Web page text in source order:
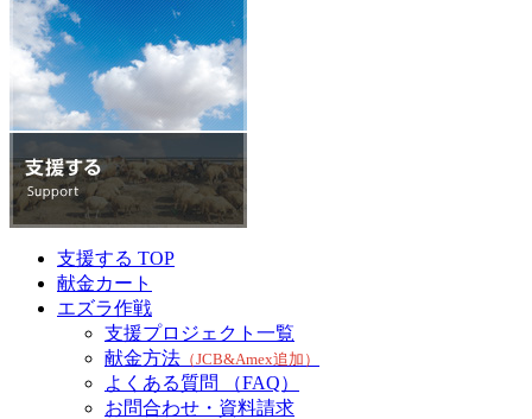
支援する TOP
献金カート
エズラ作戦
支援プロジェクト一覧
献金方法 （JCB&Amex追加）
よくある質問 （FAQ）
お問合わせ・資料請求